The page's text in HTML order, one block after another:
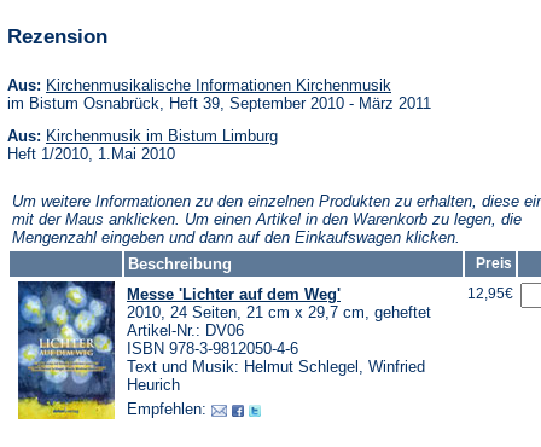
Rezension
Aus: Kirchenmusikalische Informationen Kirchenmusik
in
im Bistum Osnabrück, Heft 39, September 2010 - März 2011
Aus: Kirchenmusik im Bistum Limburg(Öffnet
Tab)
Heft 1/2010, 1.Mai 2010
Um weitere Informationen zu den einzelnen Produkten zu erhalten, diese
mit der Maus anklicken. Um einen Artikel in den Warenkorb zu legen, die
Mengenzahl eingeben und dann auf den Einkaufswagen klicken.
Beschreibung
Preis
Messe 'Lichter auf dem Weg'
2010, 24 Seiten, 21 cm x 29,7 cm, geheftet
Artikel-Nr.: DV06
ISBN 978-3-9812050-4-6
Text und Musik: Helmut Schlegel, Winfried
Heurich
Empfehlen:
12,95€